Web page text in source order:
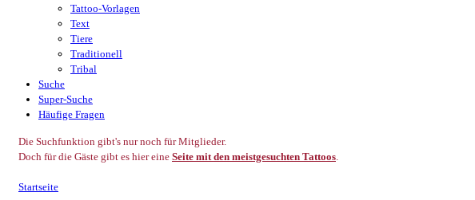
Tattoo-Vorlagen
Text
Tiere
Traditionell
Tribal
Suche
Super-Suche
Häufige Fragen
Die Suchfunktion gibt's nur noch für Mitglieder.
Doch für die Gäste gibt es hier eine Seite mit den meistgesuchten Tattoos.
Startseite